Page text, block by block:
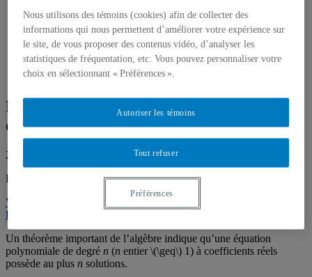
À propos
Accrom\(\alpha\)th en PDF
Contact et Abonnements
Abonnement à l’infolettre
Rubrique des paradoxes : Une troublante
équation du second degré
28 septembre 2018
Par
Jean-Paul Delahaye
Volume 13.2 - été-automne 2018
Rubrique des Paradoxes
Un théorème important de l’algèbre indique qu’une équation
polynomiale de degré n (n entier \(\geq\) 1) à coefficients réels
possède au plus n solutions.
Nous utilisons des témoins (cookies) afin de collecter des
informations qui nous permettent d’améliorer votre expérience sur
le site, de vous proposer des contenus vidéo, d’analyser les
statistiques de fréquentation, etc. Vous pouvez personnaliser votre
choix en sélectionnant « Préférences ».
Tout refuser
Autoriser les témoins
Préférences